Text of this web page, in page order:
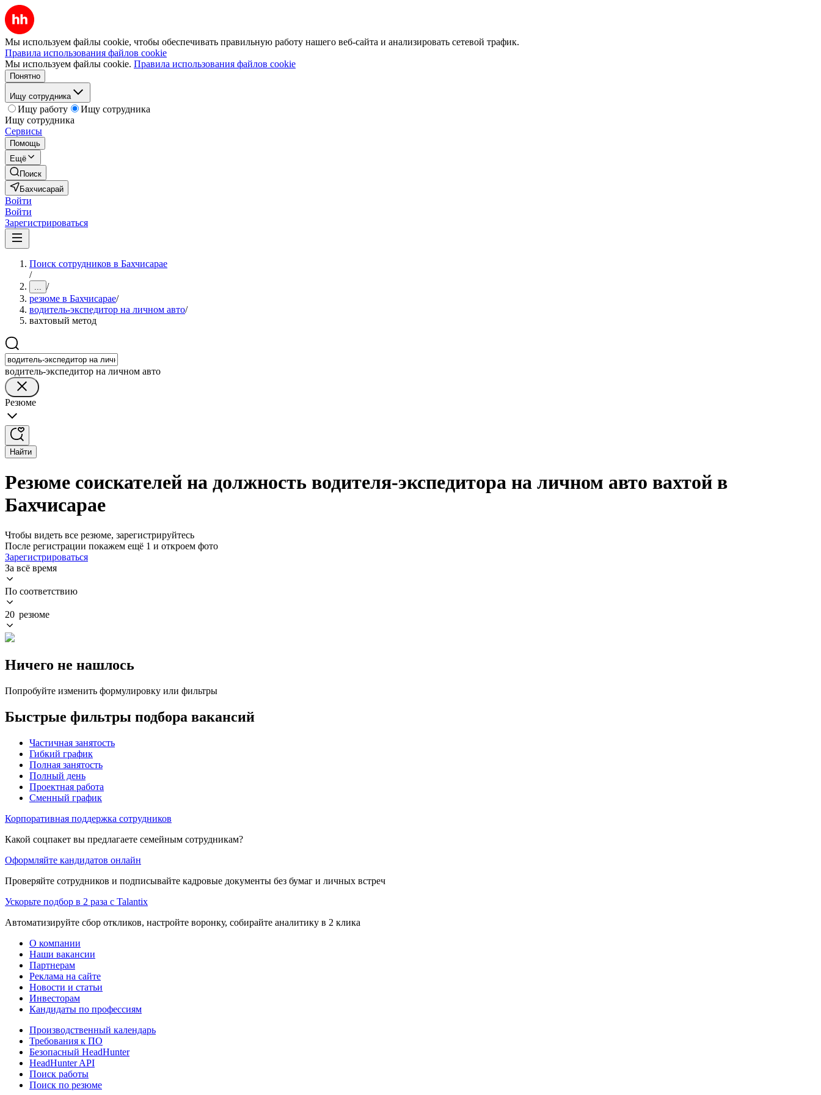
Мы используем файлы cookie, чтобы обеспечивать правильную работу нашего веб-сайта и анализировать сетевой трафик.
Правила использования файлов cookie
Мы используем файлы cookie. Правила использования файлов cookie
Понятно
Ищу сотрудника
Ищу работу
Ищу сотрудника
Ищу сотрудника
Сервисы
Помощь
Ещё
Поиск
Бахчисарай
Войти
Войти
Зарегистрироваться
Поиск сотрудников в Бахчисарае
/
... /
резюме в Бахчисарае/
водитель-экспедитор на личном авто/
вахтовый метод
водитель-экспедитор на личном авто
Резюме
Найти
Резюме соискателей на должность водителя-экспедитора на личном авто вахтой в
Бахчисарае
Чтобы видеть все резюме, зарегистрируйтесь
После регистрации покажем ещё 1 и откроем фото
Зарегистрироваться
За всё время
По соответствию
20 резюме
Ничего не нашлось
Попробуйте изменить формулировку или фильтры
Быстрые фильтры подбора вакансий
Частичная занятость
Гибкий график
Полная занятость
Полный день
Проектная работа
Сменный график
Корпоративная поддержка сотрудников
Какой соцпакет вы предлагаете семейным сотрудникам?
Оформляйте кандидатов онлайн
Проверяйте сотрудников и подписывайте кадровые документы без бумаг и личных встреч
Ускорьте подбор в 2 раза с Talantix
Автоматизируйте сбор откликов, настройте воронку, собирайте аналитику в 2 клика
О компании
Наши вакансии
Партнерам
Реклама на сайте
Новости и статьи
Инвесторам
Кандидаты по профессиям
Производственный календарь
Требования к ПО
Безопасный HeadHunter
HeadHunter API
Поиск работы
Поиск по резюме